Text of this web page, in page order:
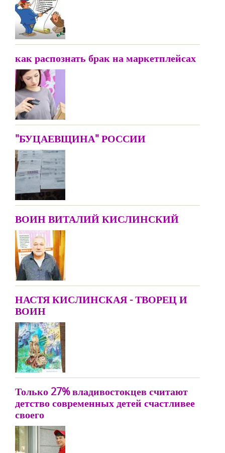
как распознать брак на маркетплейсах
"БУЦАЕВЩИНА" РОССИИ
ВОИН ВИТАЛИЙ КИСЛИНСКИЙ
НАСТЯ КИСЛИНСКАЯ - ТВОРЕЦ И
ВОИН
Только 27% владивостокцев считают
детство современных детей счастливее
своего